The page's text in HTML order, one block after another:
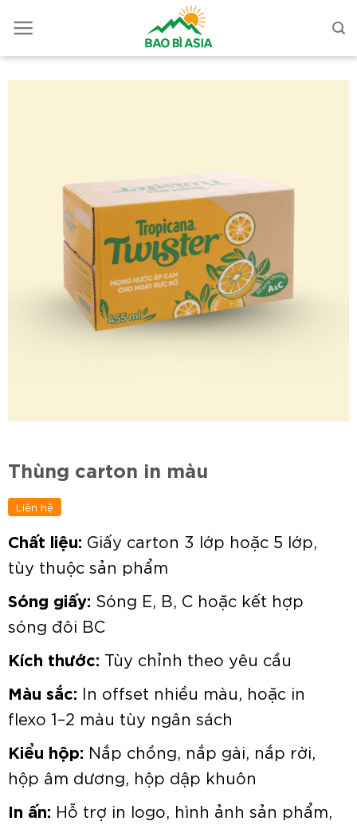
Thùng carton in màu
Liên hệ
Chất liệu: Giấy carton 3 lớp hoặc 5 lớp,
tùy thuộc sản phẩm
Sóng giấy: Sóng E, B, C hoặc kết hợp
sóng đôi BC
Kích thước: Tùy chỉnh theo yêu cầu
Màu sắc: In offset nhiều màu, hoặc in
flexo 1–2 màu tùy ngân sách
Kiểu hộp: Nắp chồng, nắp gài, nắp rời,
hộp âm dương, hộp dập khuôn
In ấn: Hỗ trợ in logo, hình ảnh sản phẩm,